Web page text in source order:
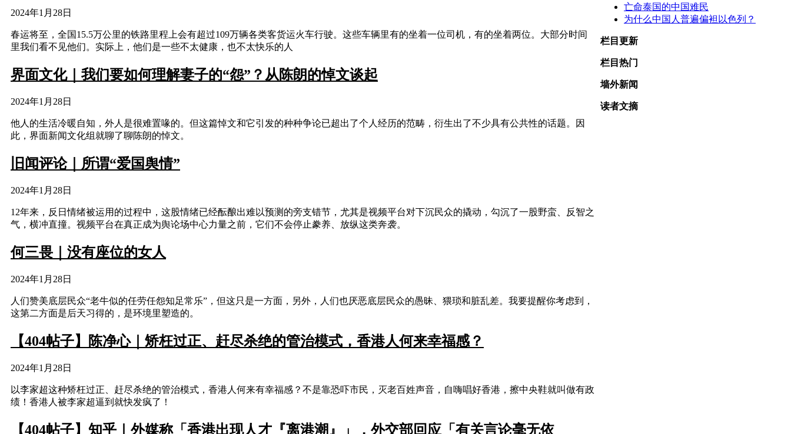
2024年1月28日
春运将至，全国15.5万公里的铁路里程上会有超过109万辆各类客货运火车行驶。这些车辆里有的坐着一位司机，有的坐着两位。大部分时间
里我们看不见他们。实际上，他们是一些不太健康，也不太快乐的人
界面文化｜我们要如何理解妻子的“怨”？从陈朗的悼文谈起
2024年1月28日
他人的生活冷暖自知，外人是很难置喙的。但这篇悼文和它引发的种种争论已超出了个人经历的范畴，衍生出了不少具有公共性的话题。因
此，界面新闻文化组就聊了聊陈朗的悼文。
旧闻评论｜所谓“爱国舆情”
2024年1月28日
12年来，反日情绪被运用的过程中，这股情绪已经酝酿出难以预测的旁支错节，尤其是视频平台对下沉民众的撬动，勾沉了一股野蛮、反智之
气，横冲直撞。视频平台在真正成为舆论场中心力量之前，它们不会停止豢养、放纵这类奔袭。
何三畏｜没有座位的女人
2024年1月28日
人们赞美底层民众“老牛似的任劳任怨知足常乐”，但这只是一方面，另外，人们也厌恶底层民众的愚昧、猥琐和脏乱差。我要提醒你考虑到，
这第二方面是后天习得的，是环境里塑造的。
【404帖子】陈净心｜矫枉过正、赶尽杀绝的管治模式，香港人何来幸福感？
2024年1月28日
以李家超这种矫枉过正、赶尽杀绝的管治模式，香港人何来有幸福感？不是靠恐吓市民，灭老百姓声音，自嗨唱好香港，擦中央鞋就叫做有政
绩！香港人被李家超逼到就快发疯了！
【404帖子】知乎｜外媒称「香港出现人才『离港潮』」，外交部回应「有关言论毫无依
亡命泰国的中国难民
为什么中国人普遍偏袒以色列？
栏目更新
栏目热门
墙外新闻
读者文摘